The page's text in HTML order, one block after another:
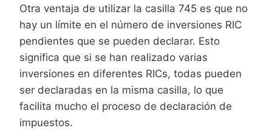
Otra ventaja de utilizar la casilla 745 es que no
hay un límite en el número de inversiones RIC
pendientes que se pueden declarar. Esto
significa que si se han realizado varias
inversiones en diferentes RICs, todas pueden
ser declaradas en la misma casilla, lo que
facilita mucho el proceso de declaración de
impuestos.